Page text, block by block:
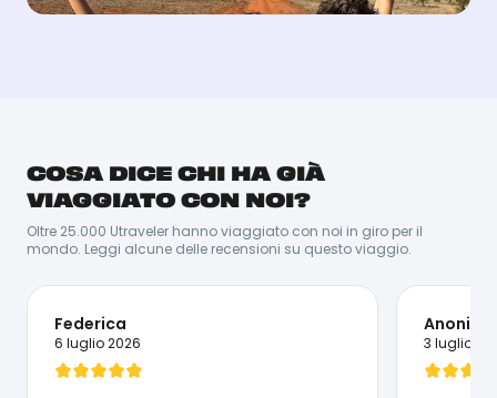
Il Kenya è una destinazione meravigliosa, ricca di
storia e di tradizioni: per questo motivo, c’è bisogno di
alcuni Coach d’eccezione! Ecco perché, nel tuo
viaggio, Henry e Timothy ti accompagneranno! Oltre a
conoscere a memoria questa terra meravigliosa, i
nostri due Coach non vedono l’ora di farti scoprire tutti
del Kenya! Entrambi sono grandi appassionati di
musica classica nel suo tempo libero e rilassarsi,
Henry preferisce schiarirsi le idee a bordo della sua
moto (brandizzata Utravel, ovviamente) o allenandosi!
COSA DICE CHI HA GIÀ
VIAGGIATO CON NOI?
Oltre 25.000 Utraveler hanno viaggiato con noi in giro per il
mondo. Leggi alcune delle recensioni su questo viaggio.
Federica
6 luglio 2026
Anonimo
3 luglio